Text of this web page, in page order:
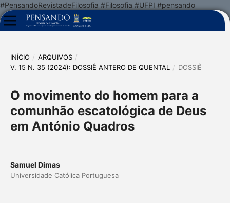
#PensandoRevistadeFilosofia #Filosofia #UFPI #pensando
INÍCIO / ARQUIVOS /
V. 15 N. 35 (2024): DOSSIÊ ANTERO DE QUENTAL
/ DOSSIÊ
O movimento do homem para a
comunhão escatológica de Deus
em António Quadros
Samuel Dimas
Universidade Católica Portuguesa